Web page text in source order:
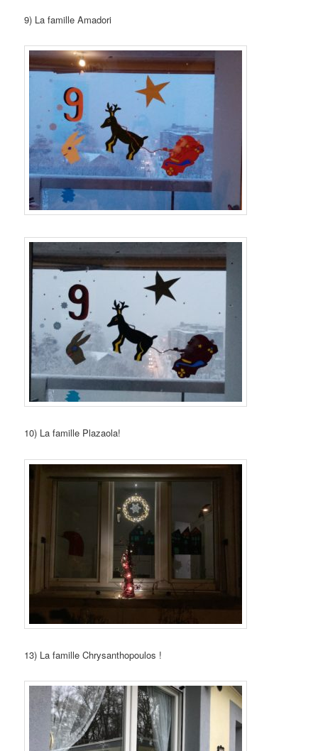
9) La famille Amadori
10) La famille Plazaola!
13) La famille Chrysanthopoulos !